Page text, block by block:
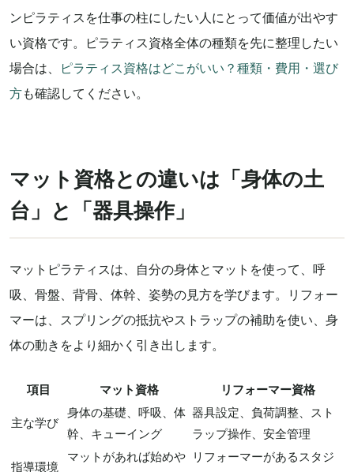
ンピラティスを仕事の柱にしたい人にとって価値が出やす
い資格です。ピラティス資格全体の種類を先に整理したい
場合は、
ピラティス資格はどこがいい？種類・費用・選び
方も確認してください。
マット資格との違いは「身体の土
台」と「器具操作」
マットピラティスは、自分の身体とマットを使って、呼
吸、骨盤、背骨、体幹、姿勢の見方を学びます。リフォー
マーは、スプリングの抵抗やストラップの補助を使い、身
体の動きをより細かく引き出します。
項目 マット資格 リフォーマー資格
主な学び
身体の基礎、呼吸、体
幹、キューイング
器具設定、負荷調整、スト
ラップ操作、安全管理
指導環境
マットがあれば始めや
リフォーマーがあるスタジ